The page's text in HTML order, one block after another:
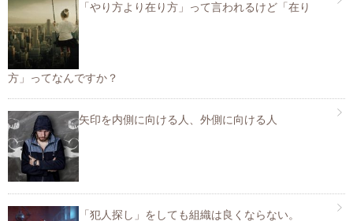
「やり方より在り方」って言われるけど「在り
方」ってなんですか？
矢印を内側に向ける人、外側に向ける人
「犯人探し」をしても組織は良くならない。